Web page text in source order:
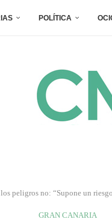
POLÍTICA
los peligros no: “Supone un
GRAN CANARIA